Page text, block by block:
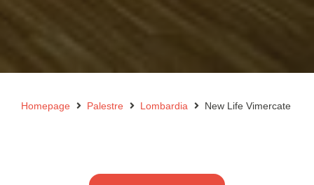
Homepage Palestre Lombardia New Life Vimercate